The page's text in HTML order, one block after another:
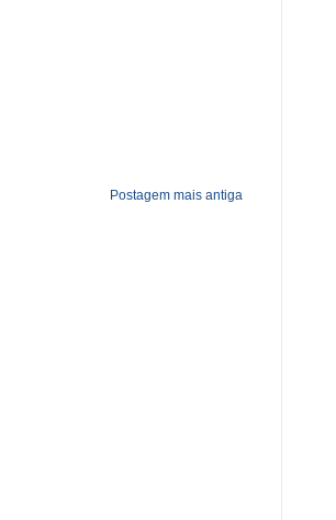
Postagem mais antiga